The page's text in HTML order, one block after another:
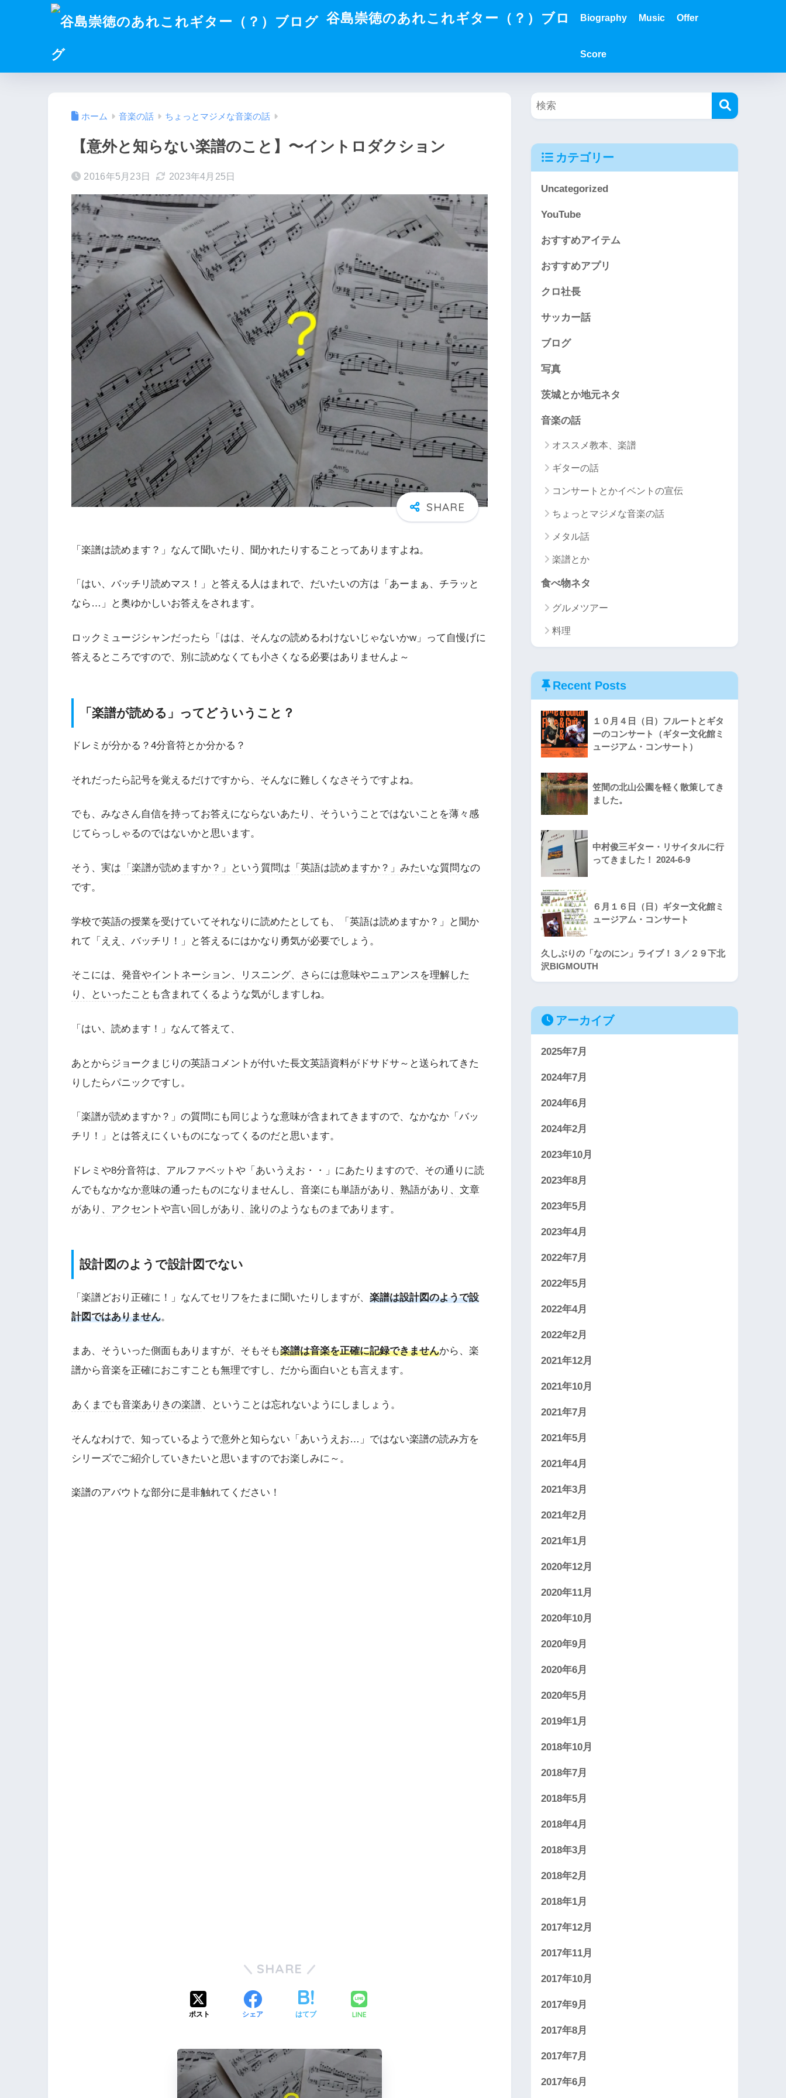
谷島崇徳のあれこれギター（？）ブロ
グ
Biography Music Offer
Score
ホーム 音楽の話 ちょっとマジメな音楽の話
【意外と知らない楽譜のこと】〜イントロダクション
2016年5月23日 2023年4月25日
「楽譜は読めます？」なんて聞いたり、聞かれたりすることってありますよね。
「はい、バッチリ読めマス！」と答える人はまれで、だいたいの方は「あーまぁ、チラッと
なら…」と奥ゆかしいお答えをされます。
ロックミュージシャンだったら「はは、そんなの読めるわけないじゃないかw」って自慢げに
答えるところですので、別に読めなくても小さくなる必要はありませんよ～
「楽譜が読める」ってどういうこと？
ドレミが分かる？4分音符とか分かる？
それだったら記号を覚えるだけですから、そんなに難しくなさそうですよね。
でも、みなさん自信を持ってお答えにならないあたり、そういうことではないことを薄々感
じてらっしゃるのではないかと思います。
そう、実は 「楽譜が読めますか？」という質問は「英語は読めますか？」みたいな質問 なの
です。
学校で英語の授業を受けていてそれなりに読めたとしても、「英語は読めますか？」と聞か
れて「ええ、バッチリ！」と答えるにはかなり勇気が必要でしょう。
そこには、 発音やイントネーション、リスニング、さらには意味やニュアンスを理解した
り、といったことも含まれてくる ような気がしますしね。
「はい、読めます！」なんて答えて、
あとからジョークまじりの英語コメントが付いた長文英語資料がドサドサ～と送られてきた
りしたらパニックですし。
「楽譜が読めますか？」の質問にも同じような意味が含まれてきますので、なかなか「バッ
チリ！」とは答えにくいものになってくるのだと思います。
ドレミや8分音符は、アルファベットや「あいうえお・・」にあたりますので、その通りに読
んでもなかなか意味の通ったものになりませんし、 音楽にも単語があり、熟語があり、文章
があり、アクセントや言い回しがあり、訛りのようなものまであります。
設計図のようで設計図でない
「楽譜どおり正確に！」なんてセリフをたまに聞いたりしますが、 楽譜は設計図のようで設
計図ではありません。
まあ、そういった側面もありますが、そもそも楽譜は音楽を正確に記録できませんから、楽
譜から音楽を正確におこすことも無理ですし、だから面白いとも言えます。
あくまでも音楽ありきの楽譜、ということは忘れないようにしましょう。
そんなわけで、知っているようで意外と知らない「あいうえお…」ではない楽譜の読み方を
シリーズでご紹介していきたいと思いますのでお楽しみに～。
楽譜のアバウトな部分に是非触れてください！
SHARE
ポスト シェア はてブ LINE
カテゴリー
Uncategorized
YouTube
おすすめアイテム
おすすめアプリ
クロ社長
サッカー話
ブログ
写真
茨城とか地元ネタ
音楽の話
オススメ教本、楽譜
ギターの話
コンサートとかイベントの宣伝
ちょっとマジメな音楽の話
メタル話
楽譜とか
食べ物ネタ
グルメツアー
料理
Recent Posts
１０月４日（日）フルートとギタ
ーのコンサート（ギター文化館ミ
ュージアム・コンサート）
笠間の北山公園を軽く散策してき
ました。
中村俊三ギター・リサイタルに行
ってきました！ 2024-6-9
６月１６日（日）ギター文化館ミ
ュージアム・コンサート
久しぶりの「なのにン」ライブ！３／２９下北
沢BIGMOUTH
アーカイブ
2025年7月
2024年7月
2024年6月
2024年2月
2023年10月
2023年8月
2023年5月
2023年4月
2022年7月
2022年5月
2022年4月
2022年2月
2021年12月
2021年10月
2021年7月
2021年5月
2021年4月
2021年3月
2021年2月
2021年1月
2020年12月
2020年11月
2020年10月
2020年9月
2020年6月
2020年5月
2019年1月
2018年10月
2018年7月
2018年5月
2018年4月
2018年3月
2018年2月
2018年1月
2017年12月
2017年11月
2017年10月
2017年9月
2017年8月
2017年7月
2017年6月